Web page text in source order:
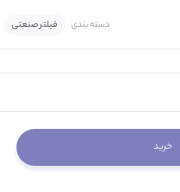
دسته بندی فیلتر صنعتی